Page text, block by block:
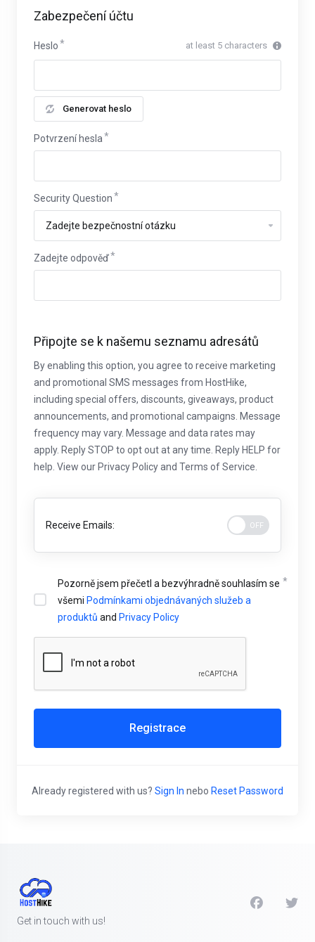
Zabezpečení účtu
Heslo at least 5 characters
Generovat heslo
Potvrzení hesla
Security Question
Zadejte odpověď
Připojte se k našemu seznamu adresátů
By enabling this option, you agree to receive marketing
and promotional SMS messages from HostHike,
including special offers, discounts, giveaways, product
announcements, and promotional campaigns. Message
frequency may vary. Message and data rates may
apply. Reply STOP to opt out at any time. Reply HELP for
help. View our Privacy Policy and Terms of Service.
Receive Emails:
Pozorně jsem přečetl a bezvýhradně souhlasím se
všemi Podmínkami objednávaných služeb a
produktů and Privacy Policy
Registrace
Already registered with us? Sign In nebo Reset Password
Get in touch with us!